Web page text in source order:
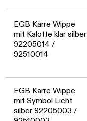
EGB Karre Wippe
mit Kalotte klar silber
92205014 /
92510014
EGB Karre Wippe
mit Symbol Licht
silber 92205003 /